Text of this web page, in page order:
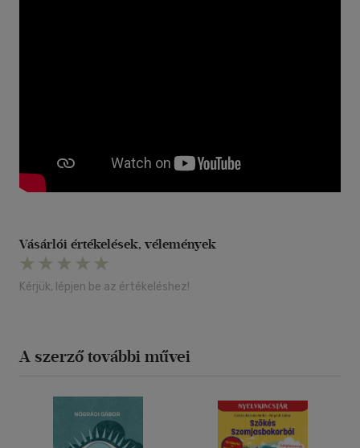
Vásárlói értékelések, vélemények
Kérjük, lépjen be az értékeléshez!
A szerző további művei